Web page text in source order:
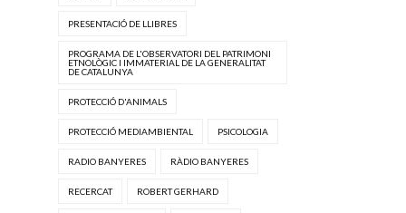
PRESENTACIÓ DE LLIBRES
PROGRAMA DE L'OBSERVATORI DEL PATRIMONI
ETNOLÒGIC I IMMATERIAL DE LA GENERALITAT
DE CATALUNYA
PROTECCIÓ D'ANIMALS
PROTECCIÓ MEDIAMBIENTAL PSICOLOGIA
RADIO BANYERES RÀDIO BANYERES
RECERCAT ROBERT GERHARD